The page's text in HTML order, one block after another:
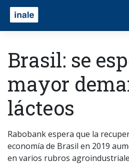
Brasil: se
mayor
lácteos
Rabobank espera que la
economía de Brasil en 2019
en varios rubros